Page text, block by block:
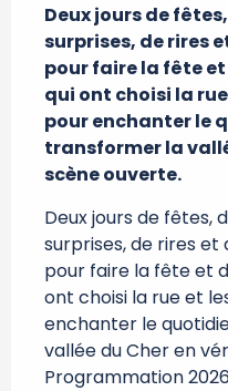
Deux jours de
surprises, de rires
pour faire la fête
qui ont choisi la rue
pour enchanter le
transformer la
scène ouverte.
Deux jours de fêtes,
surprises, de rires et
pour faire la fête et
ont choisi la rue et
enchanter le
vallée du Cher en
Programmation